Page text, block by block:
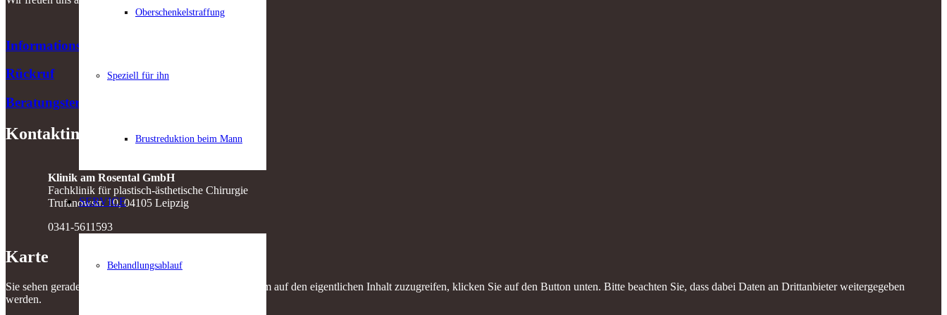
Oberschenkelstraffung
Speziell für ihn
Brustreduktion beim Mann
SERVICE
Behandlungsablauf
Informationsmaterial
Rückruf
Beratungstermin
Kontaktinfo
Klinik am Rosental GmbH
Fachklinik für plastisch-ästhetische Chirurgie
Trufanowstr. 10, 04105 Leipzig
0341-5611593
Karte
Sie sehen gerade einen Platzhalterinhalt von
. Um auf den eigentlichen Inhalt zuzugreifen, klicken Sie auf den Button unten. Bitte beachten Sie, dass dabei Daten an Drittanbieter weitergegeben
werden.